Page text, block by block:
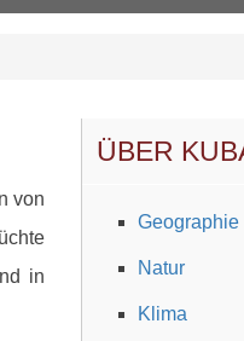
ÜBER
Geographie
Natur
Klima
von
in